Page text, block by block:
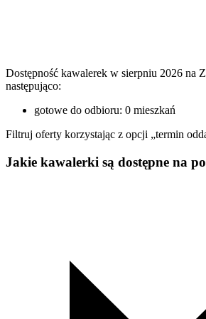
Dostępność kawalerek w sierpniu 2026 na
następująco:
gotowe do odbioru: 0 mieszkań
Filtruj oferty korzystając z opcji „termin
Jakie kawalerki są dostępne na